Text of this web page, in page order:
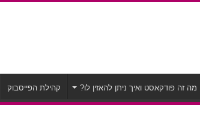
מה זה פודקאסט ואיך ניתן להאזין לו? קהילת הפייסבוק